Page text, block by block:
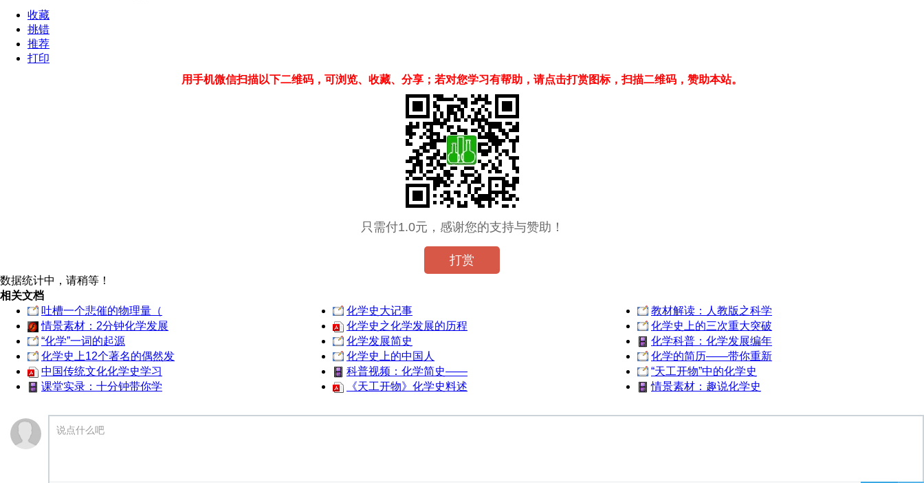
收藏
挑错
推荐
打印
用手机微信扫描以下二维码，可浏览、收藏、分享；若对您学习有帮助，请点击打赏图标，扫描二维码，赞助本站。
只需付1.0元，感谢您的支持与赞助！
打赏
数据统计中，请稍等！
相关文档
吐槽一个悲催的物理量（
化学史大记事
教材解读：人教版之科学
情景素材：2分钟化学发展
化学史之化学发展的历程
化学史上的三次重大突破
“化学”一词的起源
化学发展简史
化学科普：化学发展编年
化学史上12个著名的偶然发
化学史上的中国人
化学的简历——带你重新
中国传统文化化学史学习
科普视频：化学简史——
“天工开物”中的化学史
课堂实录：十分钟带你学
《天工开物》化学史料述 情景素材：趣说化学史
说点什么吧